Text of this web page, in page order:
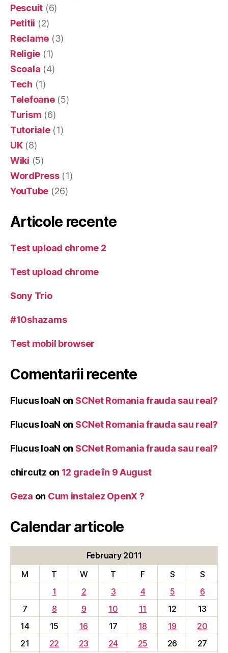
Pescuit (6)
Petitii (2)
Reclame (3)
Religie (1)
Scoala (4)
Tech (1)
Telefoane(5)
Turism (6)
Tutoriale(1)
UK(8)
Wiki (5)
WordPress(1)
YouTube (26)
Articole recente
Test upload chrome 2
Test upload chrome
Sony Trio
#10shazams
Test mobil browser
Comentarii recente
Flucus IoaN on SCNet Romania frauda sau real?
Flucus IoaN on SCNet Romania frauda sau real?
Flucus IoaN on SCNet Romania frauda sau real?
chircutz on 12 grade în 9 August
Geza on Cum instalez OpenX ?
Calendar articole
February 2011
M
T W T F S
S
1
2 3 4 5
6
7
8 9 10 11 12
13
14
15 16 17 18 19
20
21
22 23 24 25 26 27